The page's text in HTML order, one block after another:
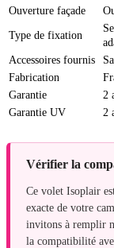
Ouverture façade
Type de fixation
Accessoires fournis
Fabrication
Garantie
2
Garantie UV
2
Vérifier la
Ce volet Isoplair
exacte de votre
invitons à remplir
la compatibilité